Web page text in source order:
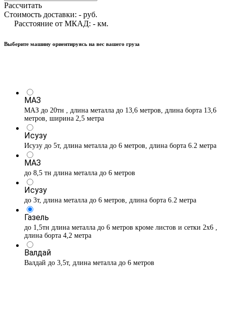
Рассчитать
Стоимость доставки: - руб.
Расстояние от МКАД: - км.
Выберите машину ориентируясь на вес вашего груза
МАЗ
МАЗ до 20тн , длина металла до 13,6 метров, длина борта 13,6
метров, ширина 2,5 метра
Исузу
Исузу до 5т, длина металла до 6 метров, длина борта 6.2 метра
МАЗ
до 8,5 тн длина металла до 6 метров
Исузу
до 3т, длина металла до 6 метров, длина борта 6.2 метра
Газель
до 1,5тн длина металла до 6 метров кроме листов и сетки 2х6 ,
длина борта 4,2 метра
Валдай
Валдай до 3,5т, длина металла до 6 метров